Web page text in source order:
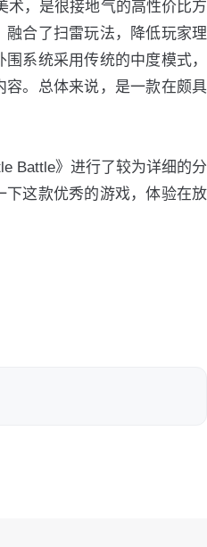
术，是很接地气的高性价比方
合了扫雷玩法，降低玩家理
系统采用传统的中度模式，
容。总体来说，是一款在颇具
Battle》进行了较为详细的分
这款优秀的游戏，体验在放